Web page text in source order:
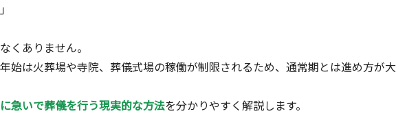
くありません。
始は火葬場や寺院、葬儀式場の稼働が制限されるため、通常期とは進め方が大
急いで葬儀を行う現実的な方法を分かりやすく解説します。